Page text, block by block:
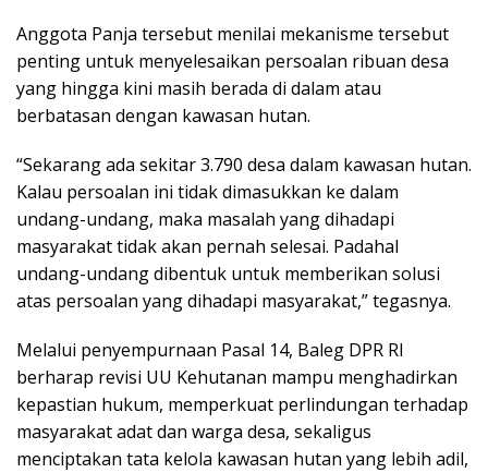
Anggota Panja tersebut menilai mekanisme tersebut
penting untuk menyelesaikan persoalan ribuan desa
yang hingga kini masih berada di dalam atau
berbatasan dengan kawasan hutan.
“Sekarang ada sekitar 3.790 desa dalam kawasan hutan.
Kalau persoalan ini tidak dimasukkan ke dalam
undang-undang, maka masalah yang dihadapi
masyarakat tidak akan pernah selesai. Padahal
undang-undang dibentuk untuk memberikan solusi
atas persoalan yang dihadapi masyarakat,” tegasnya.
Melalui penyempurnaan Pasal 14, Baleg DPR RI
berharap revisi UU Kehutanan mampu menghadirkan
kepastian hukum, memperkuat perlindungan terhadap
masyarakat adat dan warga desa, sekaligus
menciptakan tata kelola kawasan hutan yang lebih adil,